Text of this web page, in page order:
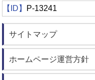
【ID】 P-13241
サイトマップ
ホームページ運営方針